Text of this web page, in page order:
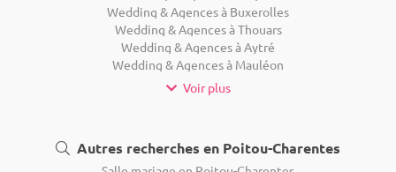
Wedding & Agences à Buxerolles
Wedding & Agences à Thouars
Wedding & Agences à Aytré
Wedding & Agences à Mauléon
Voir plus
Autres recherches en Poitou-Charentes